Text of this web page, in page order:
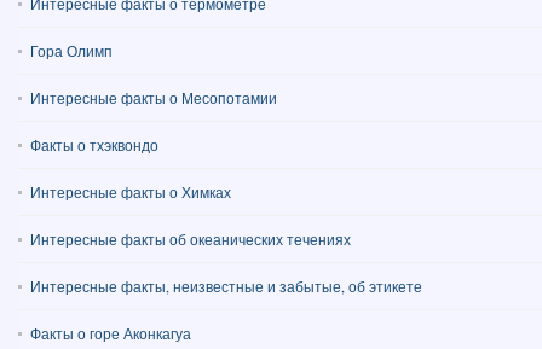
Гора Олимп
Интересные факты о Месопотамии
Факты о тхэквондо
Интересные факты о Химках
Интересные факты об океанических течениях
Интересные факты, неизвестные и забытые, об этикете
Факты о горе Аконкагуа